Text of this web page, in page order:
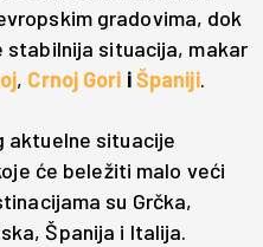
gradovima, dok
stabilnija situacija, makar
, Crnoj Gori iŠpaniji.
aktuelne situacije
će beležiti malo veći
su Grčka,
Španija i Italija.